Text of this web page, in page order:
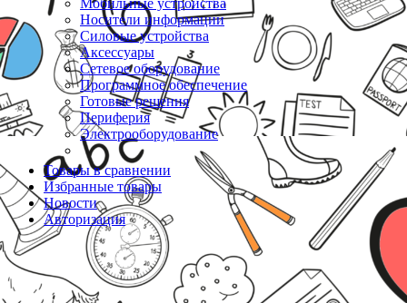
Мобильные устройства
Носители информации
Силовые устройства
Аксессуары
Сетевое оборудование
Программное обеспечение
Готовые решения
Периферия
Электрооборудование
Товары в сравнении
Избранные товары
Новости
Авторизация